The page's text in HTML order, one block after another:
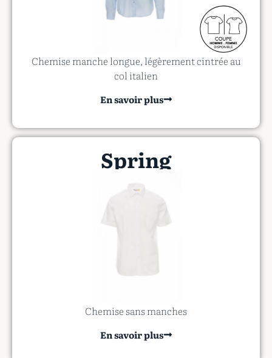
Chemise manche longue, légèrement cintrée au
col italien
En savoir plus
Spring
Chemise sans manches
En savoir plus